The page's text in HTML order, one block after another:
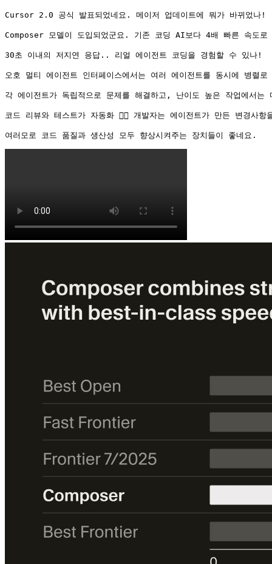
Cursor 2.0 공식 발표되었네요. 메이저 업데이트에 뭐가 바뀌었나!
Composer 모델이 도입되었군요. 기존 코딩 AI보다 4배 빠른 속도
30초 이내의 저지연 응답.. 리얼 에이전트 코딩을 경험할 수 있나!
오호 멀티 에이전트 인터페이스에서는 여러 에이전트를 동시에 병렬
각 에이전트가 독립적으로 문제를 해결하고, 난이도 높은 작업에서
코드 리뷰와 테스트가 자동화 👍🏻 개발자는 에이전트가 만든 변경사
여러모로 코드 품질과 생산성 모두 향상시켜주는 장치들이 좋네요.